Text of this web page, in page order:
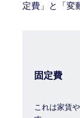
定費」と「変
固定費
これは家賃